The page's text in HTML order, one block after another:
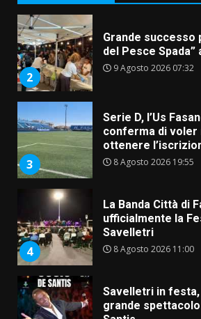
2
Grande successo
del Pesce Spada”
9 Agosto 2026 07:32
3
Serie D, l’Us
conferma di
ottenere
8 Agosto 2026 19:55
4
La Banda Città di
ufficialmente la
Savelletri
8 Agosto 2026 11:00
Savelletri in
grande